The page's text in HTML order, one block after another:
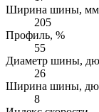
Ширина шины, мм
205
Профиль, %
55
Диаметр шины,
26
Ширина шины,
8